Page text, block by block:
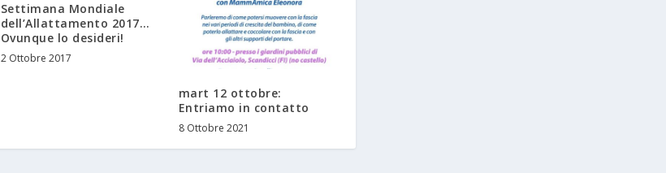
Settimana Mondiale
dell’Allattamento 2017…
Ovunque lo desideri!
2 Ottobre 2017
mart 12 ottobre:
Entriamo in contatto
8 Ottobre 2021